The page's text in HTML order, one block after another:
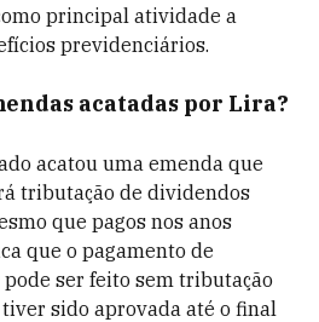
principal atividade a
previdenciários.
acatadas por Lira?
acatou uma emenda que
tributação de dividendos
que pagos nos anos
que o pagamento de
ser feito sem tributação
sido aprovada até o final